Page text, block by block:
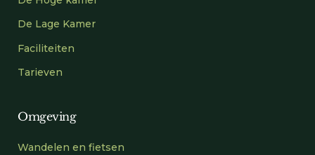
De Lage Kamer
Faciliteiten
Tarieven
Omgeving
Wandelen en fietsen